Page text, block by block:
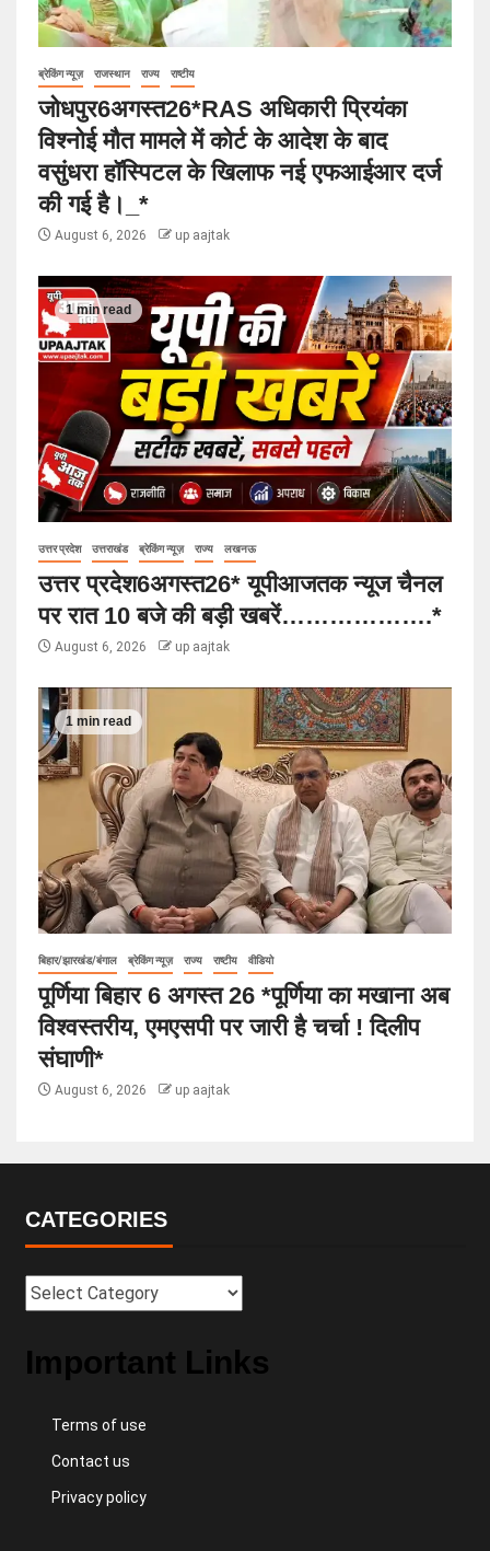
ब्रेकिंग न्यूज़ राजस्थान राज्य राष्टीय
जोधपुर6अगस्त26*RAS अधिकारी प्रियंका
विश्नोई मौत मामले में कोर्ट के आदेश के बाद
वसुंधरा हॉस्पिटल के खिलाफ नई एफआईआर दर्ज
की गई है।_*
August 6, 2026 up aajtak
1 min read
उत्तर प्रदेश उत्तराखंड ब्रेकिंग न्यूज़ राज्य लखनऊ
उत्तर प्रदेश6अगस्त26* यूपीआजतक न्यूज चैनल
पर रात 10 बजे की बड़ी खबरें……………….*
August 6, 2026 up aajtak
1 min read
बिहार/झारखंड/बंगाल ब्रेकिंग न्यूज़ राज्य राष्टीय वीडियो
पूर्णिया बिहार 6 अगस्त 26 *पूर्णिया का मखाना अब
विश्वस्तरीय, एमएसपी पर जारी है चर्चा ! दिलीप
संघाणी*
August 6, 2026 up aajtak
CATEGORIES
Important Links
Terms of use
Contact us
Privacy policy